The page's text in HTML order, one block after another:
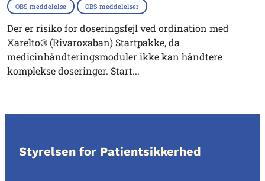
OBS-meddelelse OBS-meddelelser
Der er risiko for doseringsfejl ved ordination med
Xarelto® (Rivaroxaban) Startpakke, da
medicinhåndteringsmoduler ikke kan håndtere
komplekse doseringer. Start...
Styrelsen for Patientsikkerhed